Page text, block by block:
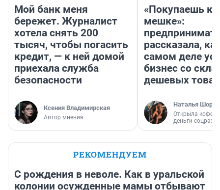
Мой банк меня
бережет. Журналист
хотела снять 200
тысяч, чтобы погасить
кредит, — к ней домой
приехала служба
безопасности
Ксения Владимирская
Автор мнения
«Покупаешь
мешке»:
рассказала,
самом деле
бизнес со
дешевых
Наталья
Открыла
деньги
РЕКОМЕНДУЕМ
С рождения в неволе. Как в уральской
колонии осужденные мамы отбывают